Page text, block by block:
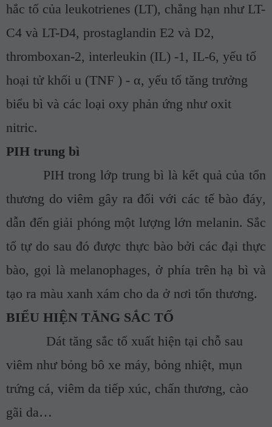
hắc tố của leukotrienes (LT), chẳng hạn như LT-
C4 và LT-D4, prostaglandin E2 và D2,
thromboxan-2, interleukin (IL) -1, IL-6, yếu tố
hoại tử khối u (TNF ) - α, yếu tố tăng trưởng
biểu bì và các loại oxy phản ứng như oxit
nitric.
PIH trung bì
PIH trong lớp trung bì là kết quả của tổn
thương do viêm gây ra đối với các tế bào đáy,
dẫn đến giải phóng một lượng lớn melanin. Sắc
tố tự do sau đó được thực bào bởi các đại thực
bào, gọi là melanophages, ở phía trên hạ bì và
tạo ra màu xanh xám cho da ở nơi tổn thương.
BIỂU HIỆN TĂNG SẮC TỐ
Dát tăng sắc tố xuất hiện tại chỗ sau
viêm như bỏng bô xe máy, bỏng nhiệt, mụn
trứng cá, viêm da tiếp xúc, chấn thương, cào
gãi da…